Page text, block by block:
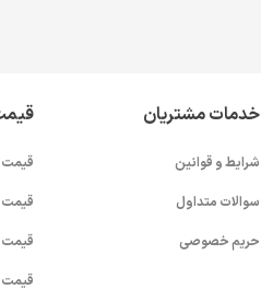
خدمات مشتریان
شرایط و قوانین
سوالات متداول
حریم خصوصی
قیمت
قیمت
قیمت